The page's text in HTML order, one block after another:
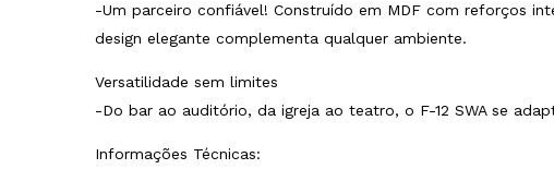
-Um parceiro confiável! Construído em MDF com reforços
design elegante complementa qualquer ambiente.
Versatilidade sem limites
-Do bar ao auditório, da igreja ao teatro, o F-12 SWA se
Informações Técnicas: